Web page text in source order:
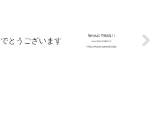
とうございます